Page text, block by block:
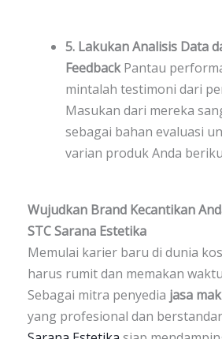
5. Lakukan Analisis Data
FeedbackPantau
mintalah testimoni dari
Masukan dari mereka
sebagai bahan evaluasi
varian produk Anda
Wujudkan Brand Kecantikan
STC Sarana Estetika
Memulai karier baru di dunia
harus rumit dan memakan
Sebagai mitra penyedia jasa
yang profesional dan